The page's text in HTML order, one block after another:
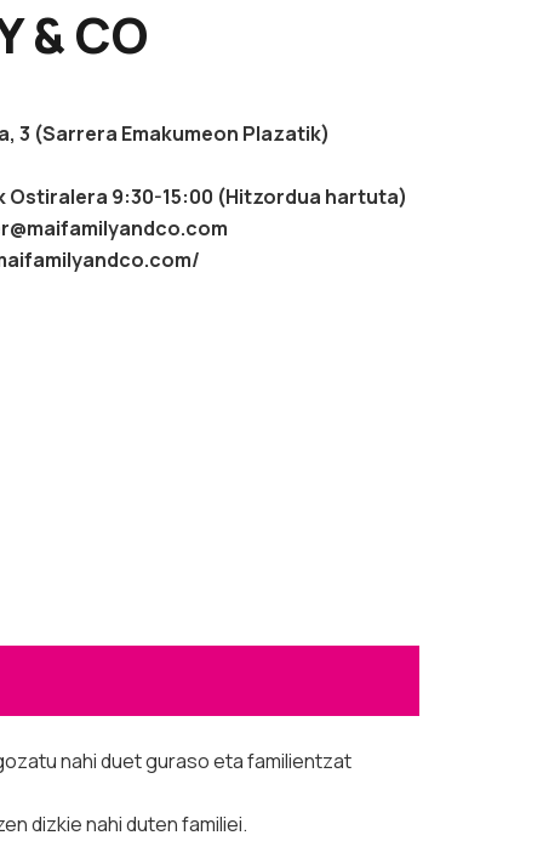
& CO
3 (Sarrera Emakumeon Plazatik)
Ostiralera 9:30-15:00 (Hitzordua hartuta)
nahi duet guraso eta familientzat
dizkie nahi duten familiei.